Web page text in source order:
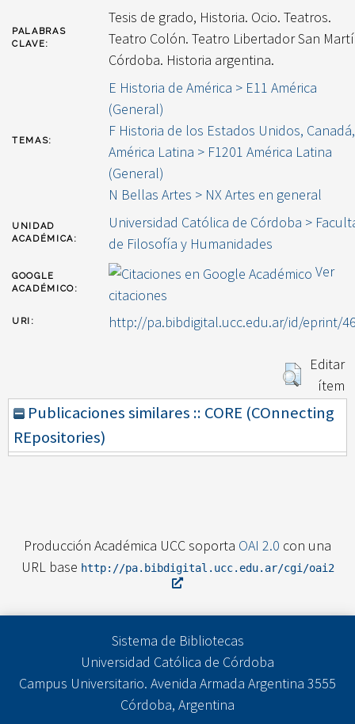
PALABRAS
CLAVE:
Tesis de grado, Historia. Ocio. Teatros.
Teatro Colón. Teatro Libertador San
Córdoba. Historia argentina.
TEMAS:
E Historia de América > E11 América
(General)
F Historia de los Estados Unidos, Canadá,
América Latina > F1201 América Latina
(General)
N Bellas Artes > NX Artes en general
UNIDAD
ACADÉMICA:
Universidad Católica de Córdoba >
de Filosofía y Humanidades
GOOGLE
ACADÉMICO:
Ver
citaciones
URI: http://pa.bibdigital.ucc.edu.ar/id/eprint/
Editar
ítem
Publicaciones similares :: CORE (COnnecting
REpositories)
Producción Académica UCC soporta OAI 2.0 con una
URL base http://pa.bibdigital.ucc.edu.ar/cgi/oai2
Sistema de Bibliotecas
Universidad Católica de Córdoba
Campus Universitario. Avenida Armada Argentina 3555
Córdoba, Argentina